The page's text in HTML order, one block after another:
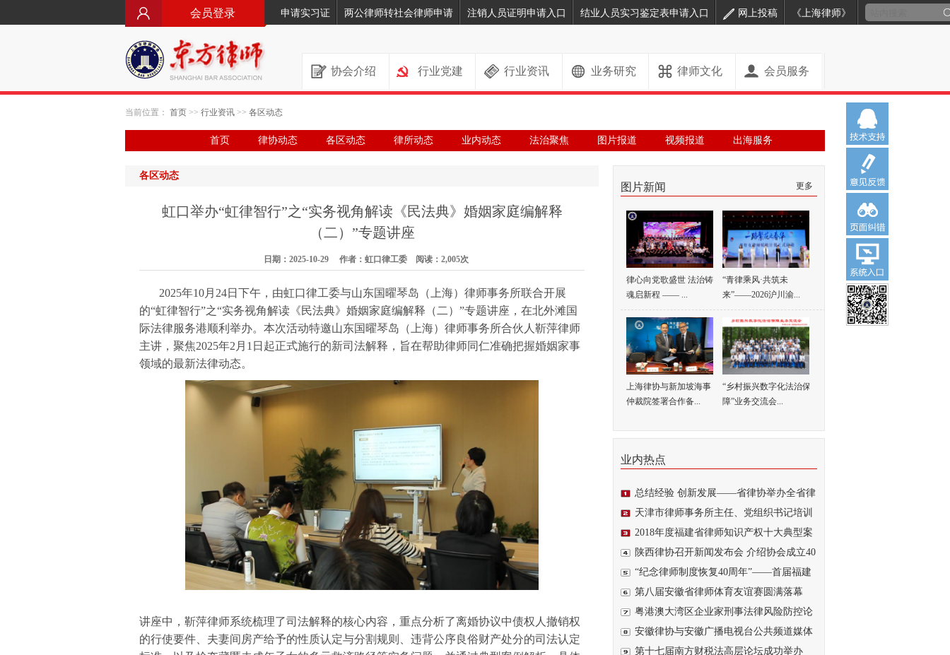
会员登录 申请实习证 两公律师转社会律师申请 注销人员证明申请入口 结业人员实习鉴定表申请入口 网上投稿 《上海律师》
协会介绍 行业党建 行业资讯 业务研究 律师文化 会员服务
当前位置： 首页 >> 行业资讯 >> 各区动态
首页 律协动态 各区动态 律所动态 业内动态 法治聚焦 图片报道 视频报道 出海服务
各区动态
虹口举办“虹律智行”之“实务视角解读《民法典》婚姻家庭编解释
（二）”专题讲座
日期：2025-10-29 作者：虹口律工委 阅读：2,005次
2025年10月24日下午，由虹口律工委与山东国曜琴岛（上海）律师事务所联合开展
的“虹律智行”之“实务视角解读《民法典》婚姻家庭编解释（二）”专题讲座，在北外滩国
际法律服务港顺利举办。本次活动特邀山东国曜琴岛（上海）律师事务所合伙人靳萍律师
主讲，聚焦2025年2月1日起正式施行的新司法解释，旨在帮助律师同仁准确把握婚姻家事
领域的最新法律动态。
讲座中，靳萍律师系统梳理了司法解释的核心内容，重点分析了离婚协议中债权人撤销权
的行使要件、夫妻间房产给予的性质认定与分割规则、违背公序良俗财产处分的司法认定
图片新闻 更多
律心向党歌盛世 法治铸
魂启新程 —— ...
“青律乘风·共筑未
来”——2026沪川渝...
上海律协与新加坡海事
仲裁院签署合作备...
“乡村振兴数字化法治保
障”业务交流会...
业内热点
总结经验 创新发展——省律协举办全省律
师...天津市律师事务所主任、党组织书记培训
会日...2018年度福建省律师知识产权十大典型案
例正...陕西律协召开新闻发布会 介绍协会成立40
周...“纪念律师制度恢复40周年”——首届福建
青...第八届安徽省律师体育友谊赛圆满落幕
粤港澳大湾区企业家刑事法律风险防控论
坛在...安徽律协与安徽广播电视台公共频道媒体
普法...第十七届南方财税法高层论坛成功举办